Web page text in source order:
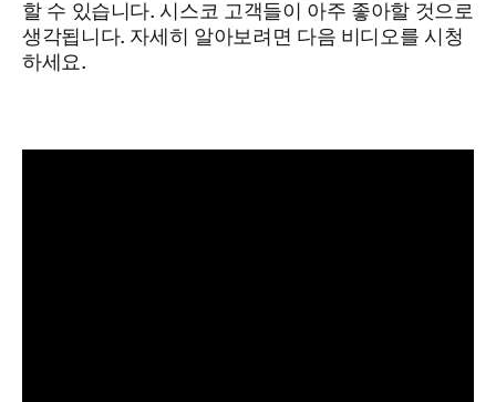
할 수 있습니다. 시스코 고객들이 아주 좋아할 것으로
생각됩니다. 자세히 알아보려면 다음 비디오를 시청
하세요.